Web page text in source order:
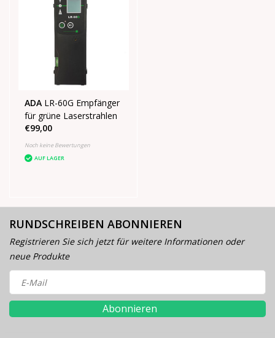
ADA LR-60G Empfänger
für grüne Laserstrahlen
€99,00
Noch keine Bewertungen
AUF LAGER
RUNDSCHREIBEN ABONNIEREN
Registrieren Sie sich jetzt für weitere Informationen oder
neue Produkte
Abonnieren